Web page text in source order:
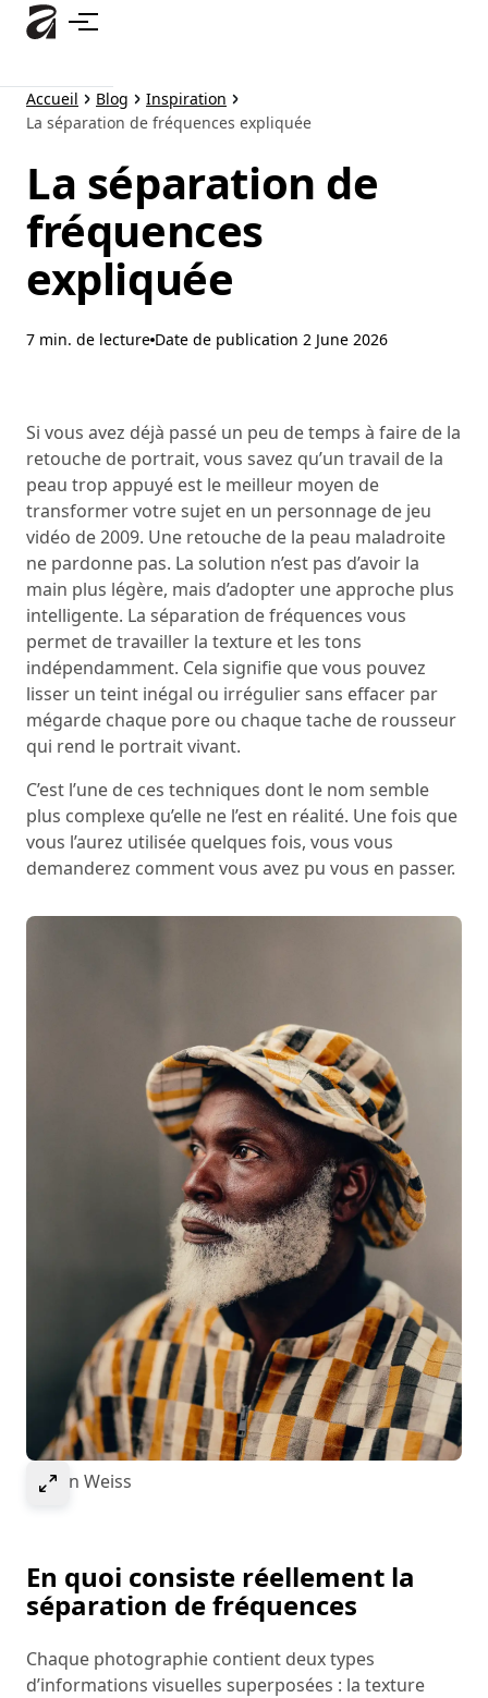
Accéder
principal
Accueil Blog
Inspiration
La séparation de fréquences expliquée
La séparation de
fréquences
expliquée
7 min. de lecture Date de publication 2 June 2026
Si vous avez déjà passé un peu de temps à faire de la
retouche de portrait, vous savez qu’un travail de la
peau trop appuyé est le meilleur moyen de
transformer votre sujet en un personnage de jeu
vidéo de 2009. Une retouche de la peau maladroite
ne pardonne pas. La solution n’est pas d’avoir la
main plus légère, mais d’adopter une approche plus
intelligente. La séparation de fréquences vous
permet de travailler la texture et les tons
indépendamment. Cela signifie que vous pouvez
lisser un teint inégal ou irrégulier sans effacer par
mégarde chaque pore ou chaque tache de rousseur
qui rend le portrait vivant.
C’est l’une de ces techniques dont le nom semble
plus complexe qu’elle ne l’est en réalité. Une fois que
vous l’aurez utilisée quelques fois, vous vous
demanderez comment vous avez pu vous en passer.
Sélectionner pour agrandir l’image
© Ivan Weiss
En quoi consiste réellement la
séparation de fréquences
Chaque photographie contient deux types
d’informations visuelles superposées : la texture